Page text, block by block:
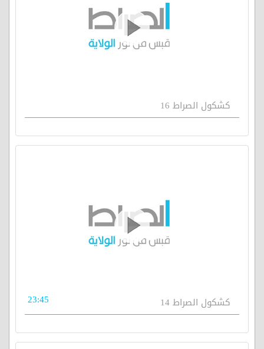
كشكول الصراط 16
كشكول الصراط 14 23:45